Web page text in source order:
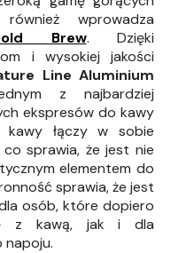
wprowadza
Brew. Dzięki
i wysokiej jakości
Line Aluminium
z najbardziej
ekspresów do kawy
łączy w sobie
co sprawia, że jest nie
elementem do
sprawia, że jest
osób, które dopiero
z kawą, jak i dla
napoju.